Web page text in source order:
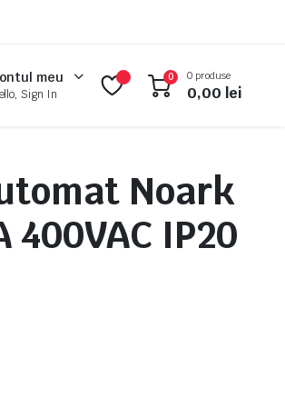
meu
Sign In
0 0 produse
0,00 lei
Noark
400VAC IP20